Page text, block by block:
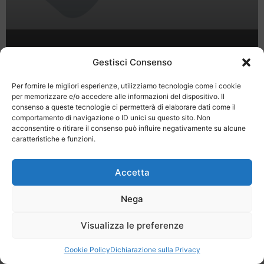
Gestisci Consenso
Per fornire le migliori esperienze, utilizziamo tecnologie come i cookie
per memorizzare e/o accedere alle informazioni del dispositivo. Il
consenso a queste tecnologie ci permetterà di elaborare dati come il
comportamento di navigazione o ID unici su questo sito. Non
acconsentire o ritirare il consenso può influire negativamente su alcune
caratteristiche e funzioni.
Accetta
Nega
Visualizza le preferenze
Cookie PolicyDichiarazione sulla Privacy
Last Minute
Registrati Contatti
SPECIALE LAST MINUTE - SH WEB